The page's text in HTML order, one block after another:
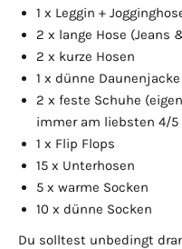
1 x Leggin +
2 x lange Hose (Jeans
2 x kurze Hosen
1 x dünne Daunenjacke
2 x feste Schuhe
immer am liebsten 4/
1 x Flip Flops
15 x Unterhosen
5 x warme Socken
10 x dünne Socken
Du solltest unbedingt